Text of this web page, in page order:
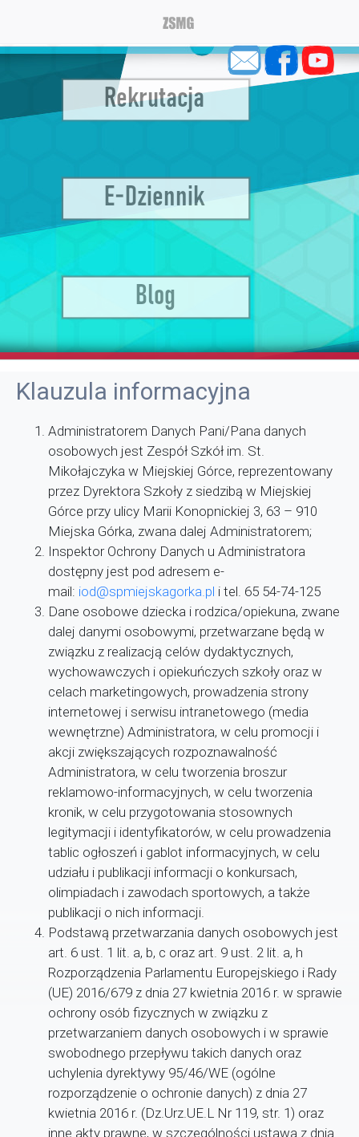
Klauzula informacyjna
Administratorem Danych Pani/Pana danych
osobowych jest Zespół Szkół im. St.
Mikołajczyka w Miejskiej Górce, reprezentowany
przez Dyrektora Szkoły z siedzibą w Miejskiej
Górce przy ulicy Marii Konopnickiej 3, 63 – 910
Miejska Górka, zwana dalej Administratorem;
Inspektor Ochrony Danych u Administratora
dostępny jest pod adresem e-
mail: iod@spmiejskagorka.pl i tel. 65 54-74-125
Dane osobowe dziecka i rodzica/opiekuna, zwane
dalej danymi osobowymi, przetwarzane będą w
związku z realizacją celów dydaktycznych,
wychowawczych i opiekuńczych szkoły oraz w
celach marketingowych, prowadzenia strony
internetowej i serwisu intranetowego (media
wewnętrzne) Administratora, w celu promocji i
akcji zwiększających rozpoznawalność
Administratora, w celu tworzenia broszur
reklamowo-informacyjnych, w celu tworzenia
kronik, w celu przygotowania stosownych
legitymacji i identyfikatorów, w celu prowadzenia
tablic ogłoszeń i gablot informacyjnych, w celu
udziału i publikacji informacji o konkursach,
olimpiadach i zawodach sportowych, a także
publikacji o nich informacji.
Podstawą przetwarzania danych osobowych jest
art. 6 ust. 1 lit. a, b, c oraz art. 9 ust. 2 lit. a, h
Rozporządzenia Parlamentu Europejskiego i Rady
(UE) 2016/679 z dnia 27 kwietnia 2016 r. w sprawie
ochrony osób fizycznych w związku z
przetwarzaniem danych osobowych i w sprawie
swobodnego przepływu takich danych oraz
uchylenia dyrektywy 95/46/WE (ogólne
rozporządzenie o ochronie danych) z dnia 27
kwietnia 2016 r. (Dz.Urz.UE.L Nr 119, str. 1) oraz
inne akty prawne, w szczególności ustawa z dnia